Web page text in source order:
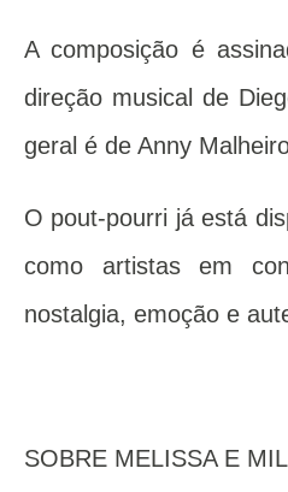
A composição é
direção musical de
geral é de Anny
O pout-pourri já está
como artistas em
nostalgia, emoção e
SOBRE MELISSA E